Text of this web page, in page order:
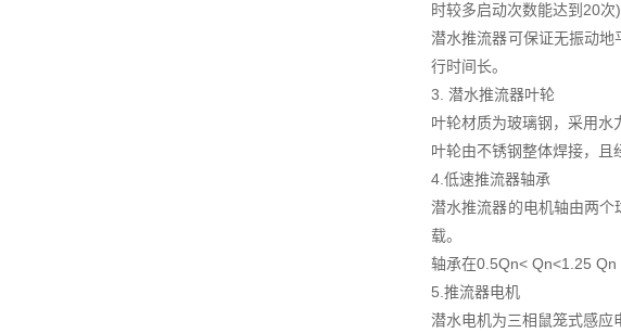
时较多启动次数能达到20次
潜水推流器可保证无振动
行时间长。
3. 潜水推流器叶轮
叶轮材质为玻璃钢，采用水
叶轮由不锈钢整体焊接，且
4.低速推流器轴承
潜水推流器的电机轴由两
载。
轴承在0.5Qn< Qn<1.25 Qn
5.推流器电机
潜水电机为三相鼠笼式感